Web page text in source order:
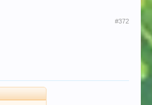
#372